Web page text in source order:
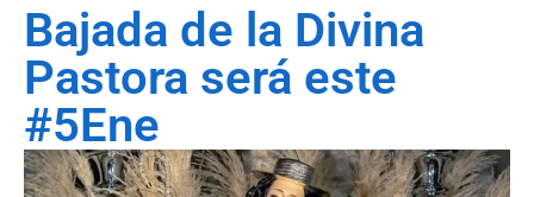
Bajada de la Divina
Pastora será este
#5Ene